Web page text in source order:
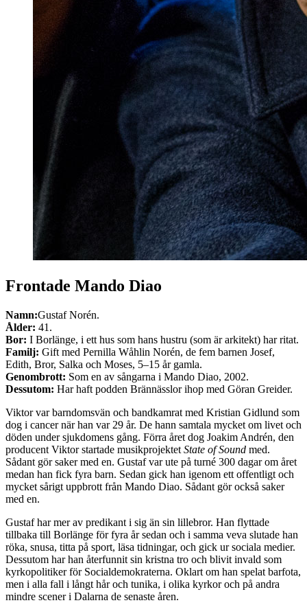
Frontade Mando Diao
Namn:Gustaf Norén.
Ålder: 41.
Bor: I Borlänge, i ett hus som hans hustru (som är arkitekt) har ritat.
Familj: Gift med Pernilla Wåhlin Norén, de fem barnen Josef,
Edith, Bror, Salka och Moses, 5–15 år gamla.
Genombrott: Som en av sångarna i Mando Diao, 2002.
Dessutom: Har haft podden Brännässlor ihop med Göran Greider.
Viktor var barndomsvän och bandkamrat med Kristian Gidlund som
dog i cancer när han var 29 år. De hann samtala mycket om livet och
döden under sjukdomens gång. Förra året dog Joakim Andrén, den
producent Viktor startade musikprojektet State of Sound med.
Sådant gör saker med en. Gustaf var ute på turné 300 dagar om året
medan han fick fyra barn. Sedan gick han igenom ett offentligt och
mycket sårigt uppbrott från Mando Diao. Sådant gör också saker
med en.
Gustaf har mer av predikant i sig än sin lillebror. Han flyttade
tillbaka till Borlänge för fyra år sedan och i samma veva slutade han
röka, snusa, titta på sport, läsa tidningar, och gick ur sociala medier.
Dessutom har han återfunnit sin kristna tro och blivit invald som
kyrkopolitiker för Socialdemokraterna. Oklart om han spelat barfota,
men i alla fall i långt hår och tunika, i olika kyrkor och på andra
mindre scener i Dalarna de senaste åren.